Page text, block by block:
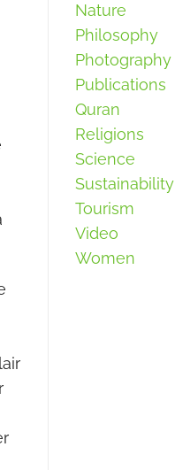
Nature
Philosophy
Photography
Publications
Quran
Religions
Science
Sustainability
Tourism
Video
Women